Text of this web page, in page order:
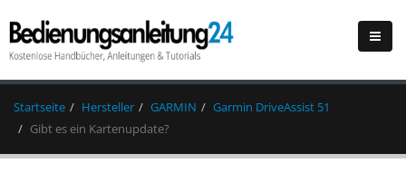
Startseite Hersteller GARMIN
Garmin DriveAssist 51
Gibt es ein Kartenupdate?